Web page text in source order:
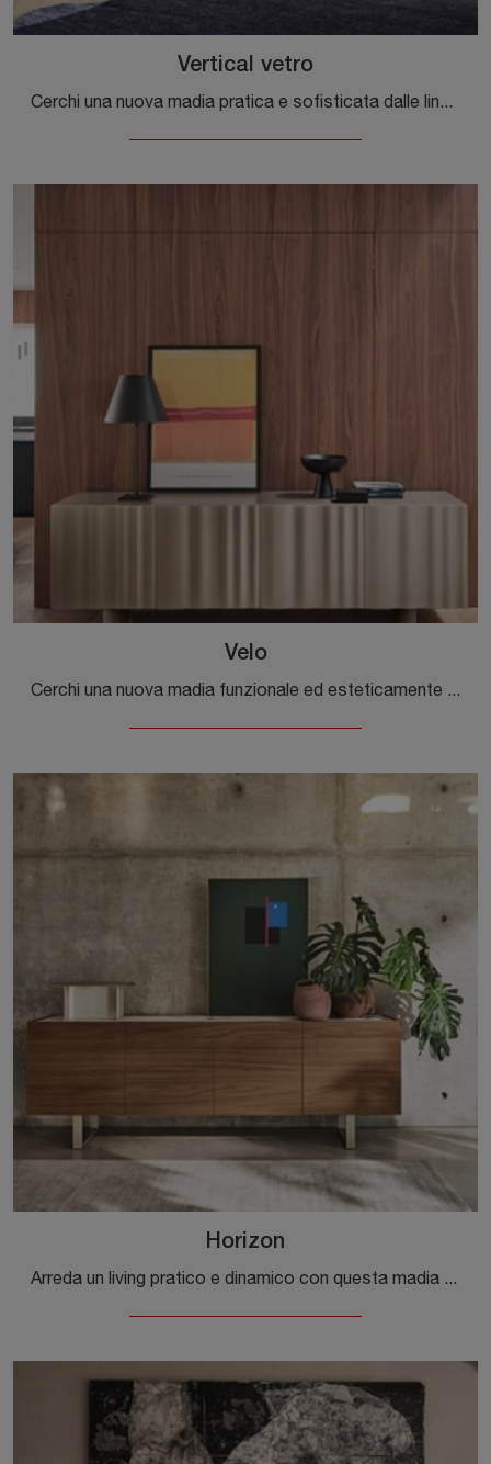
Vertical vetro
Cerchi una nuova madia pratica e sofisticata dalle linee moderne? Ti offriamo il modello Vertical vetro di Calligaris, realizzato in vetro.
Velo
Cerchi una nuova madia funzionale ed esteticamente gradevole dalle linee moderne? Ti offriamo il modello Velo di Calligaris, realizzato in laccato ...
Horizon
Arreda un living pratico e dinamico con questa madia Horizon di Calligaris: scopri le più originali Madie in legno.